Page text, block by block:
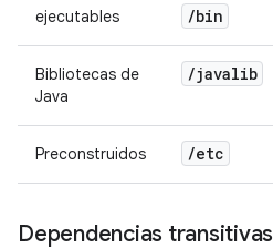
ejecutables /bin
Bibliotecas de
Java
/javalib
Preconstruidos /etc
Dependencias transitivas